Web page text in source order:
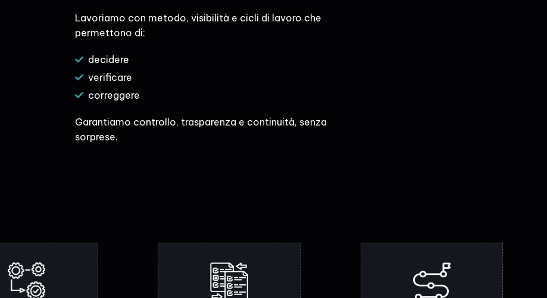
Lavoriamo con metodo, visibilità e cicli di lavoro che
permettono di:
decidere
verificare
correggere
Garantiamo controllo, trasparenza e continuità, senza
sorprese.